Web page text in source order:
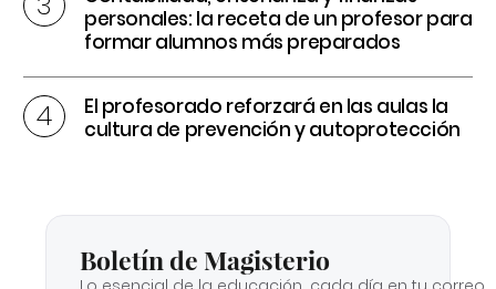
personales: la receta de un profesor para
formar alumnos más preparados
El profesorado reforzará en las aulas la
cultura de prevención y autoprotección
Boletín de Magisterio